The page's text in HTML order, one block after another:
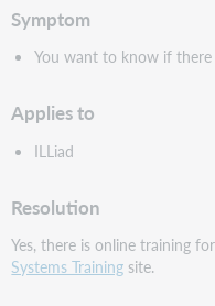
Symptom
You want to know if
Applies to
ILLiad
Resolution
Yes, there is online training
Systems Training site.